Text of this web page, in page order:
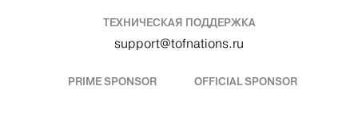
ТЕХНИЧЕСКАЯ ПОДДЕРЖКА
support@tofnations.ru
PRIME SPONSOR OFFICIAL SPONSOR